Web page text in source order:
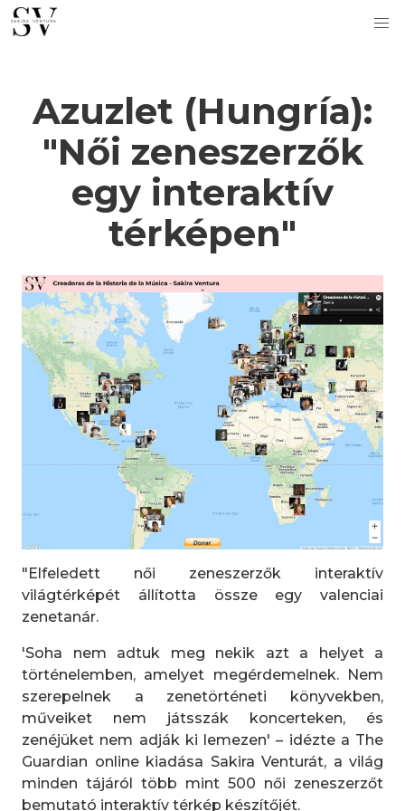
Azuzlet (Hungría):
"Női zeneszerzők
egy interaktív
térképen"
"Elfeledett női zeneszerzők interaktív
világtérképét állította össze egy valenciai
zenetanár.
'Soha nem adtuk meg nekik azt a helyet a
történelemben, amelyet megérdemelnek. Nem
szerepelnek a zenetörténeti könyvekben,
műveiket nem játsszák koncerteken, és
zenéjüket nem adják ki lemezen' – idézte a The
Guardian online kiadása Sakira Venturát, a világ
minden tájáról több mint 500 női zeneszerzőt
bemutató interaktív térkép készítőjét.